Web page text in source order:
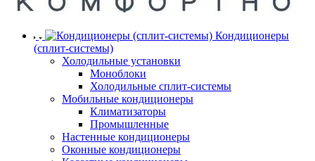
Кондиционеры
(сплит-системы)
Холодильные установки
Моноблоки
Холодильные сплит-системы
Мобильные кондиционеры
Климатизаторы
Промышленные
Настенные кондиционеры
Оконные кондиционеры